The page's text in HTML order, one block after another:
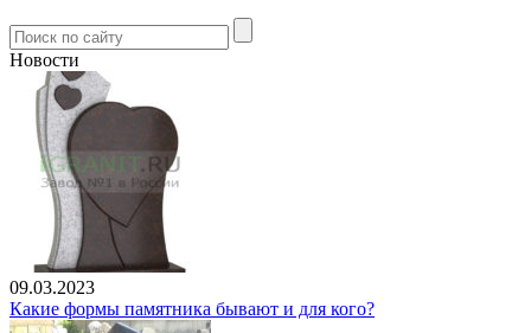
Новости
09.03.2023
Какие формы памятника бывают и для кого?